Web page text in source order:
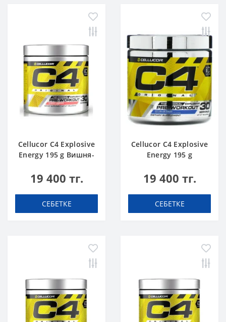
Cellucor C4 Explosive
Energy 195 g Вишня-
19 400 тг.
СЕБЕТКЕ
Cellucor C4 Explosive
Energy 195 g
19 400 тг.
СЕБЕТКЕ